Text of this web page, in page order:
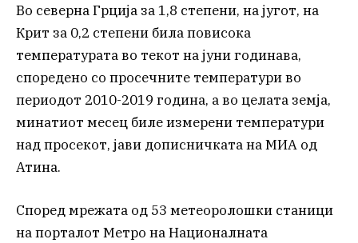
Во северна Грција за 1,8 степени, на југот, на
Крит за 0,2 степени била повисока
температурата во текот на јуни годинава,
споредено со просечните температури во
периодот 2010-2019 година, а во целата земја,
минатиот месец биле измерени температури
над просекот, јави дописничката на МИА од
Атина.
Според мрежата од 53 метеоролошки станици
на порталот Метро на Националната